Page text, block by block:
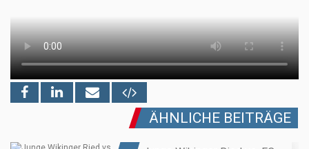
ÄHNLICHE BEITRÄGE